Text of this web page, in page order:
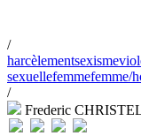
/
harcèlementsexisme
sexuellefemmefemme/
/
Frederic